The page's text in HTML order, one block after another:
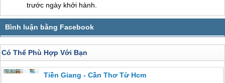
trước ngày khởi hành.
Có Thể Phù Hợp Với Bạn
Tiền Giang - Cần Thơ Từ Hcm